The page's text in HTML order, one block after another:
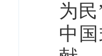
为
中